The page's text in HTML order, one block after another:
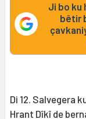
Ji bo ku
bêtir
Di 12. Salvegera
Hrant Dîkî de